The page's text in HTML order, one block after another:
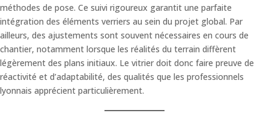
méthodes de pose. Ce suivi rigoureux garantit une parfaite
intégration des éléments verriers au sein du projet global. Par
ailleurs, des ajustements sont souvent nécessaires en cours de
chantier, notamment lorsque les réalités du terrain diffèrent
légèrement des plans initiaux. Le vitrier doit donc faire preuve de
réactivité et d’adaptabilité, des qualités que les professionnels
lyonnais apprécient particulièrement.